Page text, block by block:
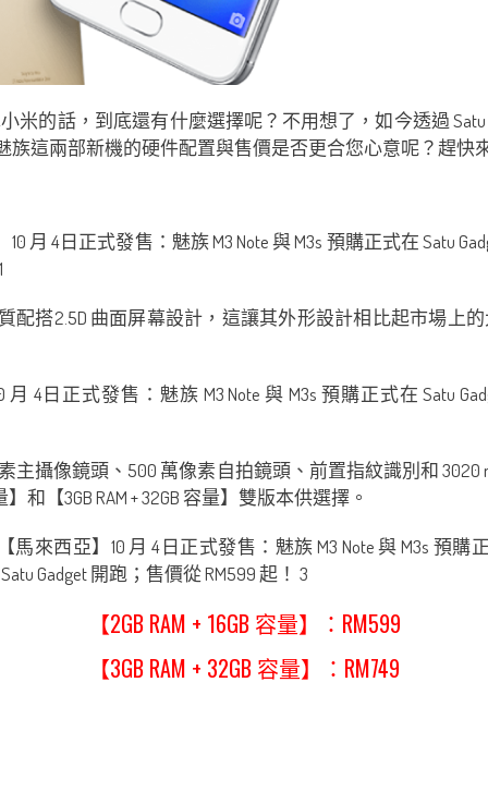
的話，到底還有什麼選擇呢？不用想了，如今透過
族這兩部新機的硬件配置與售價是否更合您心意呢？趕快
配搭2.5D 曲面屏幕設計，這讓其外形設計相比起市場上
主攝像鏡頭、500 萬像素自拍鏡頭、前置指紋識別和 3020
和【3GB RAM + 32GB 容量】雙版本供選擇。
【2GB RAM + 16GB 容量】：RM599
【3GB RAM + 32GB 容量】：RM749